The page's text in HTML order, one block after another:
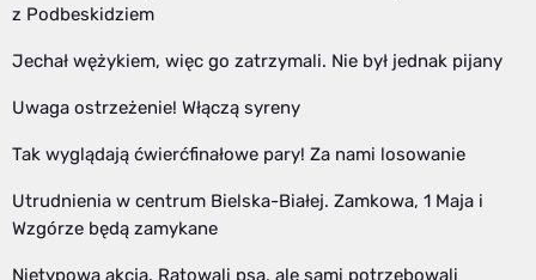
z Podbeskidziem
Jechał wężykiem, więc go zatrzymali. Nie był jednak pijany
Uwaga ostrzeżenie! Włączą syreny
Tak wyglądają ćwierćfinałowe pary! Za nami losowanie
Utrudnienia w centrum Bielska-Białej. Zamkowa, 1 Maja i
Wzgórze będą zamykane
Nietypowa akcja. Ratowali psa, ale sami potrzebowali